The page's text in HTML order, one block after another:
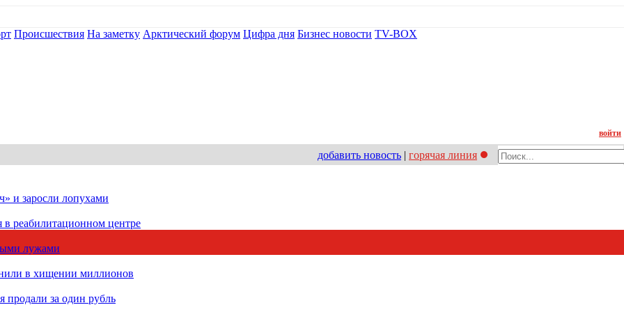
Происшествия На заметку Арктический форум Цифра дня Бизнес новости TV-BOX
войти
добавить новость | горячая линия
и заросли лопухами
реабилитационном центре
лужами
в хищении миллионов
продали за один рубль